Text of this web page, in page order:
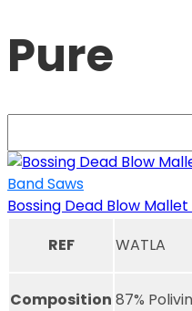
Pure
Band Saws
Bossing Dead Blow Mallet
REF
WATLA
Composition 87%